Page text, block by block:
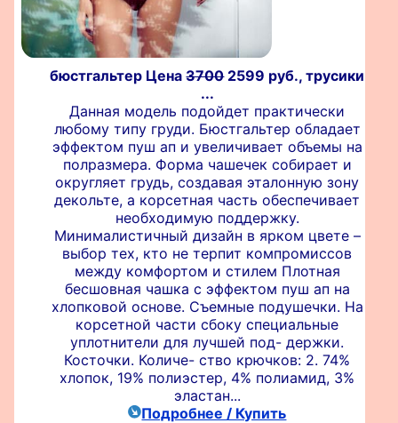
бюстгальтер Цена37002599 руб., трусики
...
Данная модель подойдет практически
любому типу груди. Бюстгальтер обладает
эффектом пуш ап и увеличивает объемы на
полразмера. Форма чашечек собирает и
округляет грудь, создавая эталонную зону
декольте, а корсетная часть обеспечивает
необходимую поддержку.
Минималистичный дизайн в ярком цвете –
выбор тех, кто не терпит компромиссов
между комфортом и стилем Плотная
бесшовная чашка с эффектом пуш ап на
хлопковой основе. Съемные подушечки. На
корсетной части сбоку специальные
уплотнители для лучшей под- держки.
Косточки. Количе- ство крючков: 2. 74%
хлопок, 19% полиэстер, 4% полиамид, 3%
эластан...
Подробнее / Купить